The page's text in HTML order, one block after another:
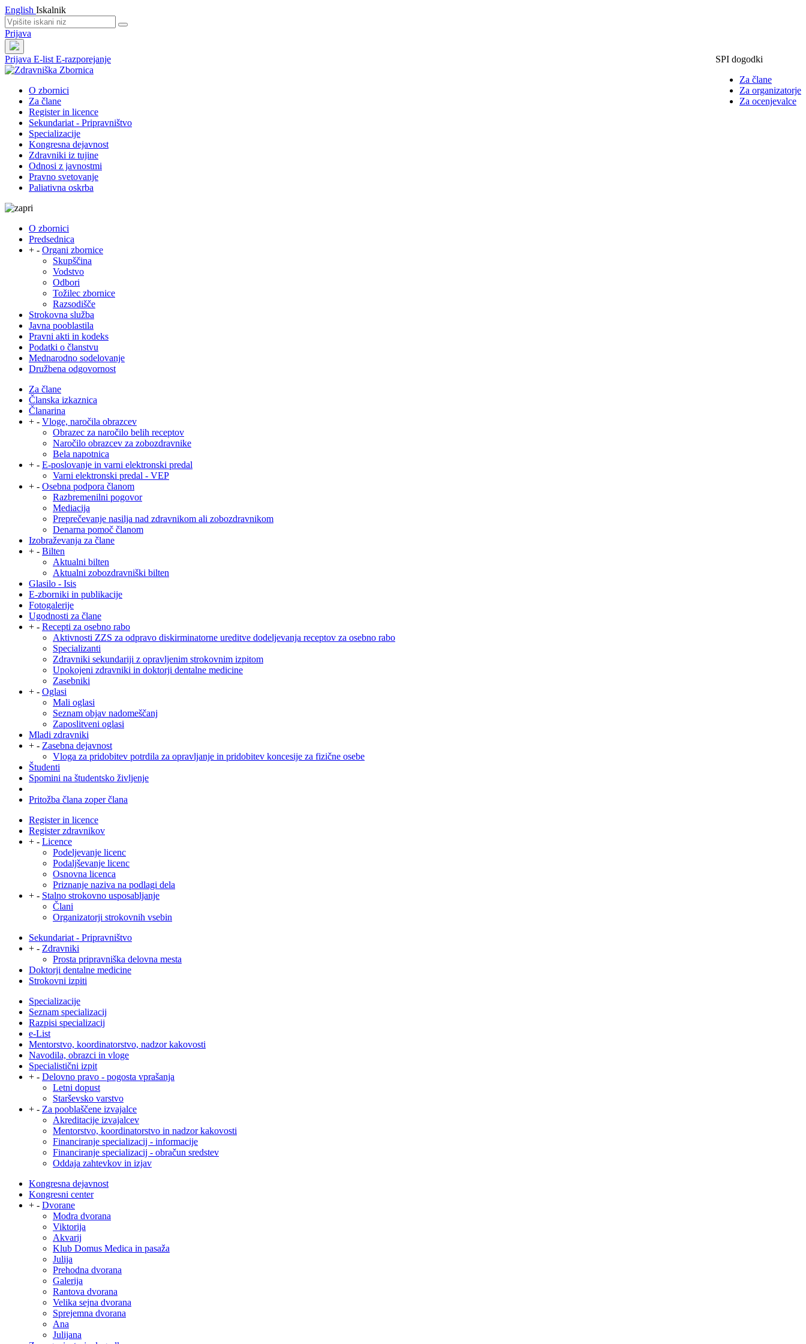
English Iskalnik
Prijava
Prijava
SPI dogodki
Za člane
Za organizatorje
Za ocenjevalce
E-list E-razporejanje
O zbornici
Za člane
Register in licence
Sekundariat - Pripravništvo
Specializacije
Kongresna dejavnost
Zdravniki iz tujine
Odnosi z javnostmi
Pravno svetovanje
Paliativna oskrba
O zbornici
Predsednica
+ - Organi zbornice
Skupščina
Vodstvo
Odbori
Tožilec zbornice
Razsodišče
Strokovna služba
Javna pooblastila
Pravni akti in kodeks
Podatki o članstvu
Mednarodno sodelovanje
Družbena odgovornost
Za člane
Članska izkaznica
Članarina
+ - Vloge, naročila obrazcev
Obrazec za naročilo belih receptov
Naročilo obrazcev za zobozdravnike
Bela napotnica
+ - E-poslovanje in varni elektronski predal
Varni elektronski predal - VEP
+ - Osebna podpora članom
Razbremenilni pogovor
Mediacija
Preprečevanje nasilja nad zdravnikom ali zobozdravnikom
Denarna pomoč članom
Izobraževanja za člane
+ - Bilten
Aktualni bilten
Aktualni zobozdravniški bilten
Glasilo - Isis
E-zborniki in publikacije
Fotogalerije
Ugodnosti za člane
+ - Recepti za osebno rabo
Aktivnosti ZZS za odpravo diskirminatorne ureditve dodeljevanja receptov za osebno rabo
Specializanti
Zdravniki sekundariji z opravljenim strokovnim izpitom
Upokojeni zdravniki in doktorji dentalne medicine
Zasebniki
+ - Oglasi
Mali oglasi
Seznam objav nadomeščanj
Zaposlitveni oglasi
Mladi zdravniki
+ - Zasebna dejavnost
Vloga za pridobitev potrdila za opravljanje in pridobitev koncesije za fizične osebe
Študenti
Spomini na študentsko življenje
Pritožba člana zoper člana
Register in licence
Register zdravnikov
+ - Licence
Podeljevanje licenc
Podaljševanje licenc
Osnovna licenca
Priznanje naziva na podlagi dela
+ - Stalno strokovno usposabljanje
Člani
Organizatorji strokovnih vsebin
Sekundariat - Pripravništvo
+ - Zdravniki
Prosta pripravniška delovna mesta
Doktorji dentalne medicine
Strokovni izpiti
Specializacije
Seznam specializacij
Razpisi specializacij
e-List
Mentorstvo, koordinatorstvo, nadzor kakovosti
Navodila, obrazci in vloge
Specialistični izpit
+ - Delovno pravo - pogosta vprašanja
Letni dopust
Starševsko varstvo
+ - Za pooblaščene izvajalce
Akreditacije izvajalcev
Mentorstvo, koordinatorstvo in nadzor kakovosti
Financiranje specializacij - informacije
Financiranje specializacij - obračun sredstev
Oddaja zahtevkov in izjav
Kongresna dejavnost
Kongresni center
+ - Dvorane
Modra dvorana
Viktorija
Akvarij
Klub Domus Medica in pasaža
Julija
Prehodna dvorana
Galerija
Rantova dvorana
Velika sejna dvorana
Sprejemna dvorana
Ana
Julijana